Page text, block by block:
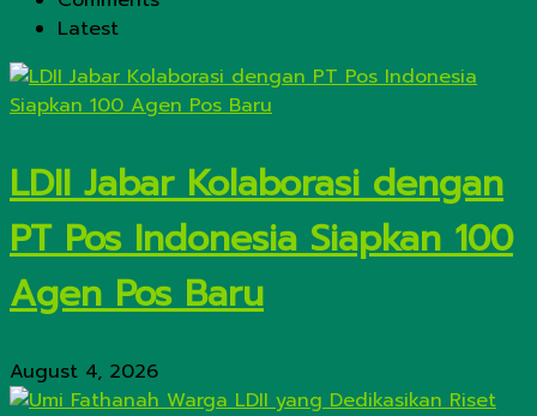
Latest
LDII Jabar Kolaborasi dengan
PT Pos Indonesia Siapkan 100
Agen Pos Baru
August 4, 2026